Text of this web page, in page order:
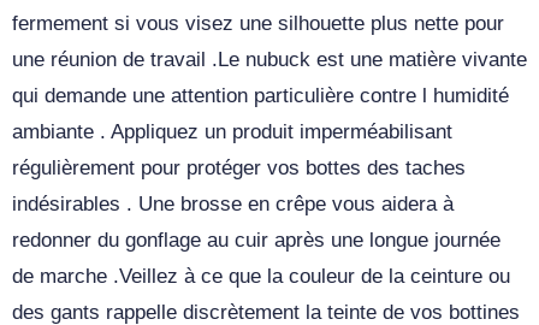
fermement si vous visez une silhouette plus nette pour
une réunion de travail .Le nubuck est une matière vivante
qui demande une attention particulière contre l humidité
ambiante . Appliquez un produit imperméabilisant
régulièrement pour protéger vos bottes des taches
indésirables . Une brosse en crêpe vous aidera à
redonner du gonflage au cuir après une longue journée
de marche .Veillez à ce que la couleur de la ceinture ou
des gants rappelle discrètement la teinte de vos bottines